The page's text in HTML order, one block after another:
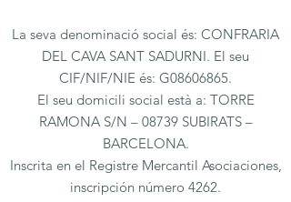
La seva denominació social és: CONFRARIA
DEL CAVA SANT SADURNI. El seu
CIF/NIF/NIE és: G08606865.
El seu domicili social està a: TORRE
RAMONA S/N – 08739 SUBIRATS –
BARCELONA.
Inscrita en el Registre Mercantil Asociaciones,
inscripción número 4262.